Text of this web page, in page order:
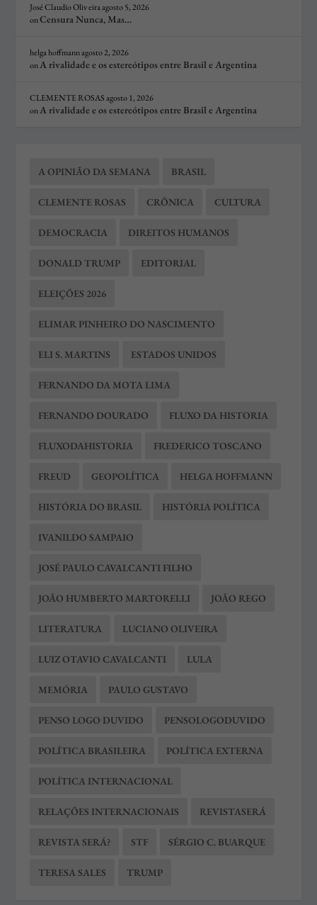
José Claudio Oliv eiraagosto 5, 2026
onCensura Nunca, Mas…
helga hoffmannagosto 2, 2026
onA rivalidade e os estereótipos entre Brasil e Argentina
CLEMENTE ROSAS agosto 1, 2026
onA rivalidade e os estereótipos entre Brasil e Argentina
A OPINIÃO DA SEMANA BRASIL
CLEMENTE ROSAS CRÔNICA CULTURA
DEMOCRACIA DIREITOS HUMANOS
DONALD TRUMP EDITORIAL
ELEIÇÕES 2026
ELIMAR PINHEIRO DO NASCIMENTO
ELI S. MARTINS ESTADOS UNIDOS
FERNANDO DA MOTA LIMA
FERNANDO DOURADO FLUXO DA HISTORIA
FLUXODAHISTORIA FREDERICO TOSCANO
FREUD GEOPOLÍTICA HELGA HOFFMANN
HISTÓRIA DO BRASIL HISTÓRIA POLÍTICA
IVANILDO SAMPAIO
JOSÉ PAULO CAVALCANTI FILHO
JOÃO HUMBERTO MARTORELLI JOÃO REGO
LITERATURA LUCIANO OLIVEIRA
LUIZ OTAVIO CAVALCANTI LULA
MEMÓRIA PAULO GUSTAVO
PENSO LOGO DUVIDO PENSOLOGODUVIDO
POLÍTICA BRASILEIRA POLÍTICA EXTERNA
POLÍTICA INTERNACIONAL
RELAÇÕES INTERNACIONAIS REVISTASERÁ
REVISTA SERÁ? STF SÉRGIO C. BUARQUE
TERESA SALES TRUMP